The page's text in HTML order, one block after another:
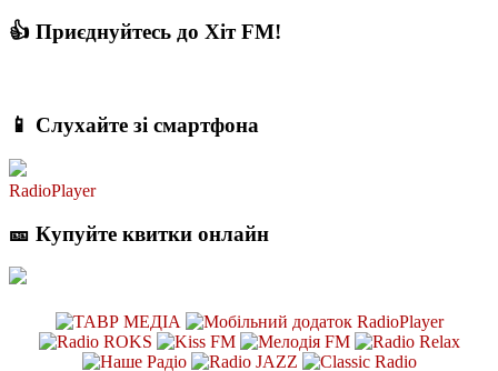
👍 Приєднуйтесь до Хіт FM!
📱 Слухайте зі смартфона
RadioPlayer
🎫 Купуйте квитки онлайн